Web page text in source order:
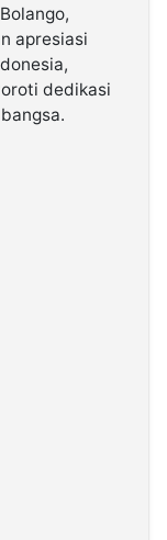
apresiasi
dedikasi